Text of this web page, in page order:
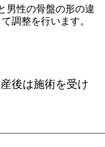
男性の骨盤の形の違
調整を行います。
後は施術を受け